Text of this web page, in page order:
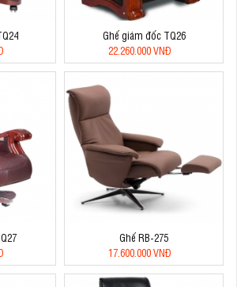
Ghế giám đốc TQ26
22.260.000 VNĐ
Ghế RB-275
17.600.000 VNĐ